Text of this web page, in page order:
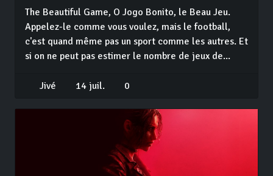
The Beautiful Game, O Jogo Bonito, le Beau Jeu.
Appelez-le comme vous voulez, mais le football,
c'est quand même pas un sport comme les autres. Et
si on ne peut pas estimer le nombre de jeux de...
Jivé 14 juil. 0